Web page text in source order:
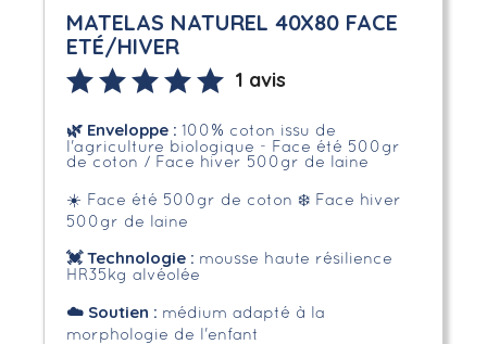
MATELAS NATUREL 40X80 FACE
ETÉ/HIVER
1 avis
🌿Enveloppe: 100% coton issu de
l'agriculture biologique - Face été 500gr
de coton / Face hiver 500gr de laine
☀️ Face été 500gr de coton ❄️ Face hiver
500gr de laine
💓 Technologie : mousse haute résilience
HR35kg alvéolée
☁️Soutien : médium adapté à la
morphologie de l'enfant